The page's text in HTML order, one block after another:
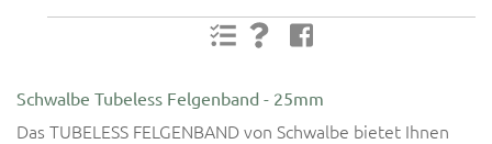
Schwalbe Tubeless Felgenband - 25mm
Das TUBELESS FELGENBAND von Schwalbe bietet Ihnen